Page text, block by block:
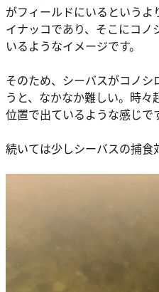
がフィールドにいるという
イナッコであり、そこにコ
いるようなイメージです。
そのため、シーバスがコノ
うと、なかなか難しい。時
位置で出ているような感じで
続いては少しシーバスの捕食